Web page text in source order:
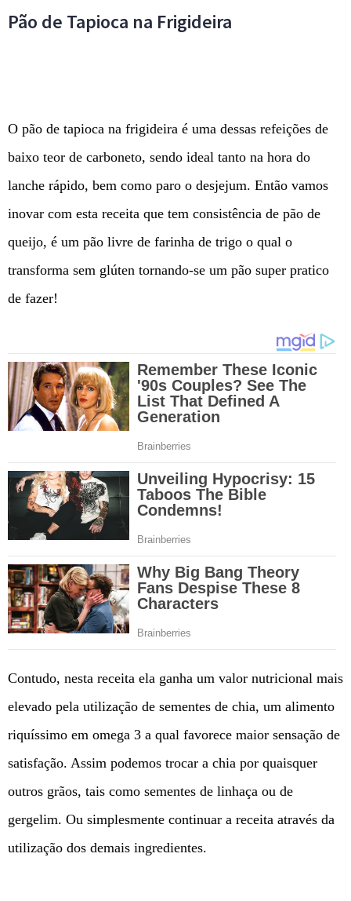
Pão de Tapioca na Frigideira
O pão de tapioca na frigideira é uma dessas refeições de
baixo teor de carboneto, sendo ideal tanto na hora do
lanche rápido, bem como paro o desjejum. Então vamos
inovar com esta receita que tem consistência de pão de
queijo, é um pão livre de farinha de trigo o qual o
transforma sem glúten tornando-se um pão super pratico
de fazer!
Contudo, nesta receita ela ganha um valor nutricional mais
elevado pela utilização de sementes de chia, um alimento
riquíssimo em omega 3 a qual favorece maior sensação de
satisfação. Assim podemos trocar a chia por quaisquer
outros grãos, tais como sementes de linhaça ou de
gergelim. Ou simplesmente continuar a receita através da
utilização dos demais ingredientes.